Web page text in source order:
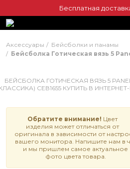
Бесплатная
Аксессуары
Бейсболки и панамы
Бейсболка Готическая вязь 5
Обратите внимание! Цвет
изделия может отличаться от
оригинала в зависимости от
вашего монитора. Напишите нам в
и мы пришлем самое актуальное
фото цвета товара.